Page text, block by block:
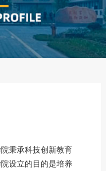
秉承科技创新教育
设立的目的是培养